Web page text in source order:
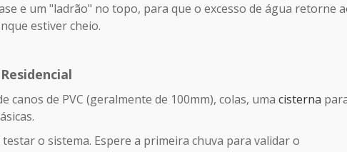
e um "ladrão" no topo, para que o excesso de água retorne
estiver cheio.
canos de PVC (geralmente de 100mm), colas, uma cisterna
o sistema. Espere a primeira chuva para validar o